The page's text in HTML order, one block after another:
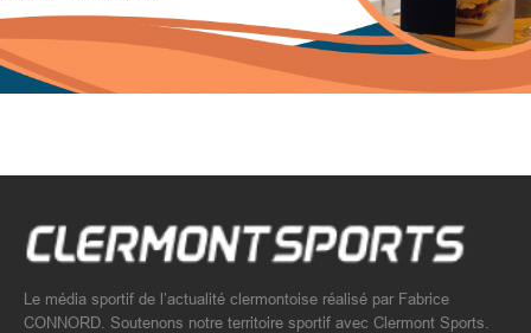
Le média sportif de l’actualité clermontoise réalisé par Fabrice
CONNORD. Soutenons notre territoire sportif avec Clermont Sports.